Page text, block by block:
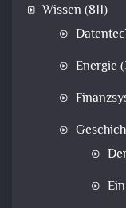
Wissen (811)
Energie